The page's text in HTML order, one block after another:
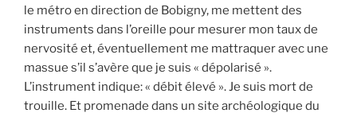
le métro en direction de Bobigny, me mettent des
instruments dans l’oreille pour mesurer mon taux de
nervosité et, éventuellement me mattraquer avec une
massue s’il s’avère que je suis « dépolarisé ».
L’instrument indique: « débit élevé ». Je suis mort de
trouille. Et promenade dans un site archéologique du